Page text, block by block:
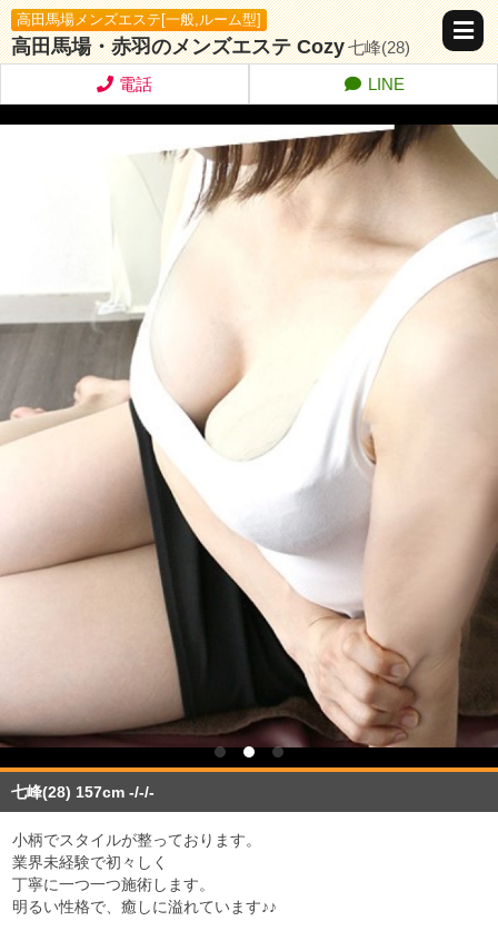
高田馬場メンズエステ[一般,ルーム型]
高田馬場・赤羽のメンズエステ Cozy七峰(28)
電話
LINE
七峰(28) 157cm -/-/-
小柄でスタイルが整っております。
業界未経験で初々しく
丁寧に一つ一つ施術します。
明るい性格で、癒しに溢れています♪♪